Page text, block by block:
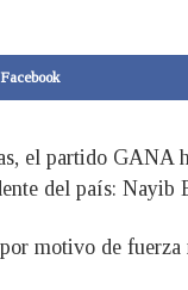
el partido
del país:
motivo de